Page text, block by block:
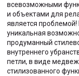
всевозможными
и объектами для
является проблемой!
уникальная
продуманный
внутреннего
петли, в виде
стилизованного